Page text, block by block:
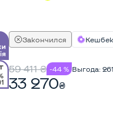
Закончился Кешбек
59 411₴ -44 % Выгода:
33 270₴